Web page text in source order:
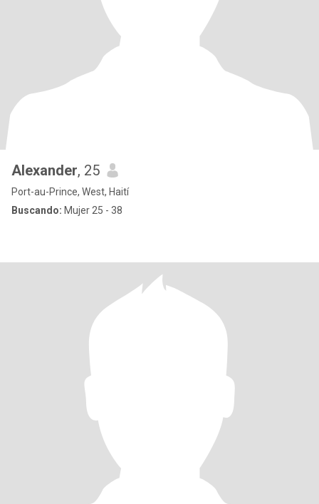
Alexander, 25
Port-au-Prince, West, Haití
Buscando: Mujer 25 - 38